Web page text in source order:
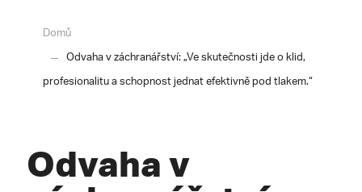
Domů
Odvaha v záchranářství: „Ve skutečnosti jde o klid,
profesionalitu a schopnost jednat efektivně pod tlakem.“
Odvaha v